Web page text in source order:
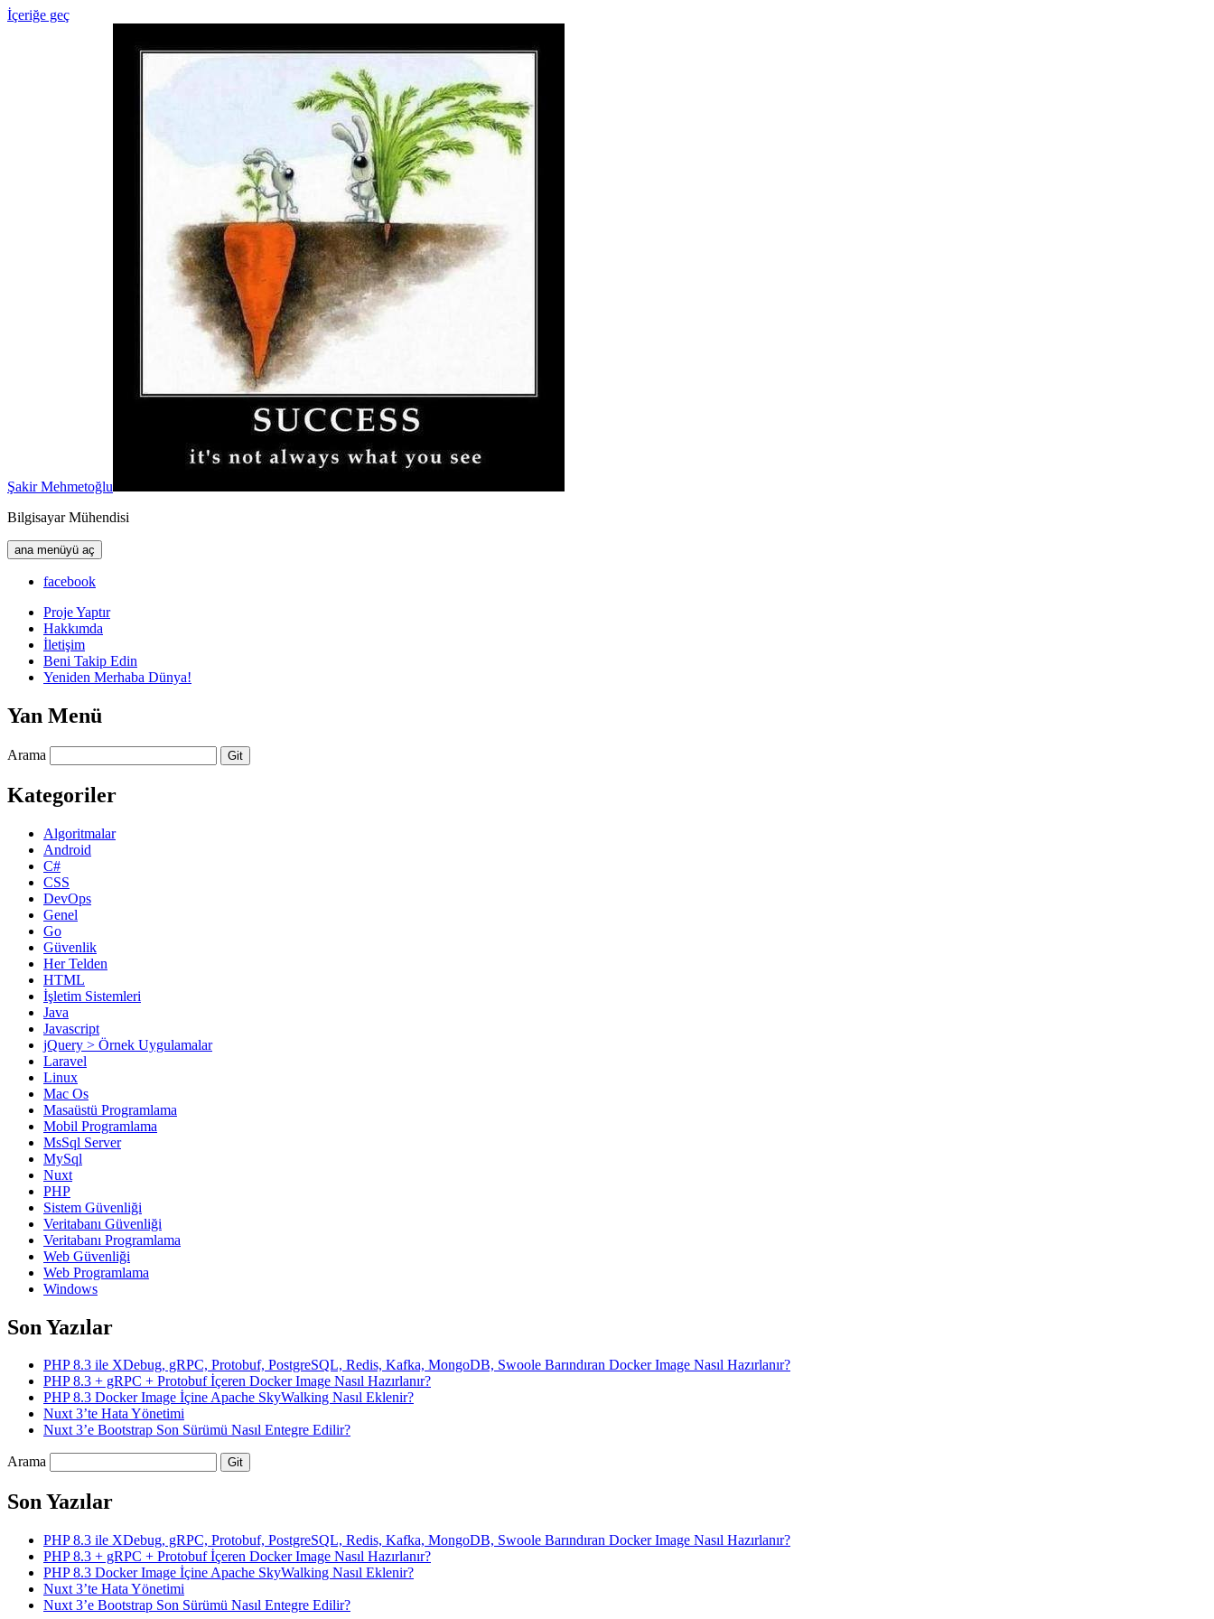
İçeriğe geç
Şakir Mehmetoğlu
Bilgisayar Mühendisi
ana menüyü aç
facebook
Proje Yaptır
Hakkımda
İletişim
Beni Takip Edin
Yeniden Merhaba Dünya!
Yan Menü
Arama
Kategoriler
Algoritmalar
Android
C#
CSS
DevOps
Genel
Go
Güvenlik
Her Telden
HTML
İşletim Sistemleri
Java
Javascript
jQuery > Örnek Uygulamalar
Laravel
Linux
Mac Os
Masaüstü Programlama
Mobil Programlama
MsSql Server
MySql
Nuxt
PHP
Sistem Güvenliği
Veritabanı Güvenliği
Veritabanı Programlama
Web Güvenliği
Web Programlama
Windows
Son Yazılar
PHP 8.3 ile XDebug, gRPC, Protobuf, PostgreSQL, Redis, Kafka, MongoDB, Swoole Barındıran Docker Image Nasıl Hazırlanır?
PHP 8.3 + gRPC + Protobuf İçeren Docker Image Nasıl Hazırlanır?
PHP 8.3 Docker Image İçine Apache SkyWalking Nasıl Eklenir?
Nuxt 3’te Hata Yönetimi
Nuxt 3’e Bootstrap Son Sürümü Nasıl Entegre Edilir?
Arama
Son Yazılar
PHP 8.3 ile XDebug, gRPC, Protobuf, PostgreSQL, Redis, Kafka, MongoDB, Swoole Barındıran Docker Image Nasıl Hazırlanır?
PHP 8.3 + gRPC + Protobuf İçeren Docker Image Nasıl Hazırlanır?
PHP 8.3 Docker Image İçine Apache SkyWalking Nasıl Eklenir?
Nuxt 3’te Hata Yönetimi
Nuxt 3’e Bootstrap Son Sürümü Nasıl Entegre Edilir?